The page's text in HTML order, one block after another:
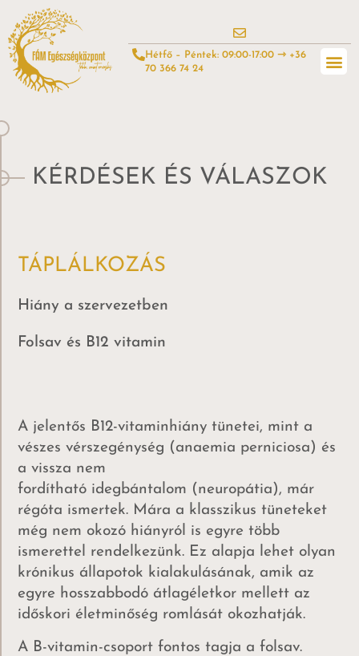
Hétfő – Péntek: 09:00-17:00 ⇾ +36
70 366 74 24
KÉRDÉSEK ÉS VÁLASZOK
TÁPLÁLKOZÁS
Hiány a szervezetben
Folsav és B12 vitamin
A jelentős B12-vitaminhiány tünetei, mint a
vészes vérszegénység (anaemia perniciosa) és
a vissza nem
fordítható idegbántalom (neuropátia), már
régóta ismertek. Mára a klasszikus tüneteket
még nem okozó hiányról is egyre több
ismerettel rendelkezünk. Ez alapja lehet olyan
krónikus állapotok kialakulásának, amik az
egyre hosszabbodó átlagéletkor mellett az
időskori életminőség romlását okozhatják.
A B-vitamin-csoport fontos tagja a folsav.